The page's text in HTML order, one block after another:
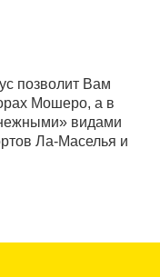
позволит Вам
Мошеро, а в
видами
Ла-Маселья и